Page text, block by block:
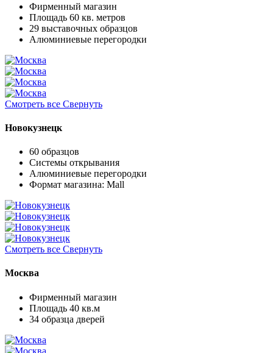
Фирменный магазин
Площадь 60 кв. метров
29 выставочных образцов
Алюминиевые перегородки
Смотреть все Свернуть
Новокузнецк
60 образцов
Системы открывания
Алюминиевые перегородки
Формат магазина: Mall
Смотреть все Свернуть
Москва
Фирменный магазин
Площадь 40 кв.м
34 образца дверей